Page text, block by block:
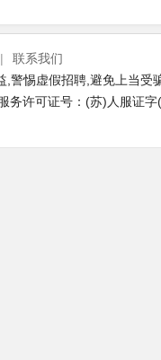
|
联系我们
,警惕虚假招聘,避免上当受
许可证号：(苏)人服证